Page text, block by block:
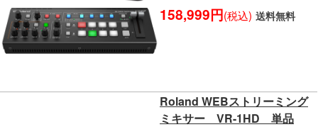
158,999円(税込) 送料無料
Roland WEBストリーミング
ミキサー VR-1HD 単品